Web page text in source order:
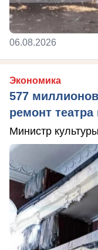
06.08.2026
Экономика
577
ремонт театра
Министр